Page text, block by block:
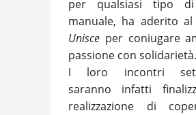
per qualsiasi tipo
manuale, ha aderito al
Unisce per coniugare
passione con solidarietà.
I loro incontri
saranno infatti
realizzazione di